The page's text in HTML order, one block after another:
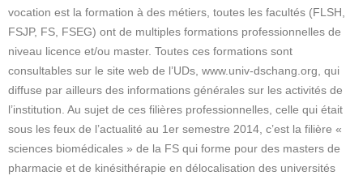
vocation est la formation à des métiers, toutes les facultés (FLSH,
FSJP, FS, FSEG) ont de multiples formations professionnelles de
niveau licence et/ou master. Toutes ces formations sont
consultables sur le site web de l’UDs, www.univ-dschang.org, qui
diffuse par ailleurs des informations générales sur les activités de
l’institution. Au sujet de ces filières professionnelles, celle qui était
sous les feux de l’actualité au 1er semestre 2014, c’est la filière «
sciences biomédicales » de la FS qui forme pour des masters de
pharmacie et de kinésithérapie en délocalisation des universités